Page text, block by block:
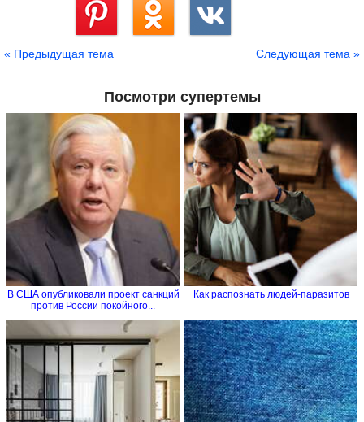
« Предыдущая тема Следующая тема »
Посмотри супертемы
В США опубликовали проект санкций
против России покойного...
Как распознать людей-паразитов